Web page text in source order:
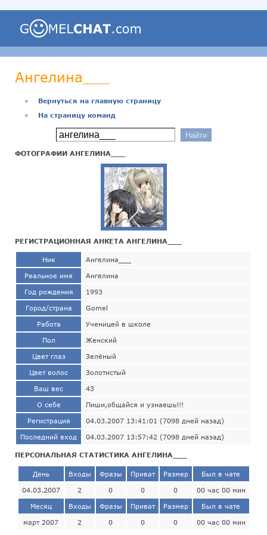
Ангелина___
●
Вернуться на главную страницу
●
На страницу команд
ФОТОГРАФИИ АНГЕЛИНА___
РЕГИСТРАЦИОННАЯ АНКЕТА АНГЕЛИНА___
Ник Ангелина___
Реальное имя Ангелина
Год рождения 1993
Город/страна Gomel
Работа Ученицей в школе
Пол Женский
Цвет глаз Зелёный
Цвет волос Золотистый
Ваш вес 43
О себе Пиши,общайся и узнаешь!!!
Регистрация 04.03.2007 13:41:01 (7098 дней назад)
Последний вход 04.03.2007 13:57:42 (7098 дней назад)
ПЕРСОНАЛЬНАЯ СТАТИСТИКА АНГЕЛИНА___
День Входы Фразы Приват Размер Был в чате
04.03.2007 2 0 0 0 00 час 00 мин
Месяц Входы Фразы Приват Размер Был в чате
март 2007 2 0 0 0 00 час 00 мин